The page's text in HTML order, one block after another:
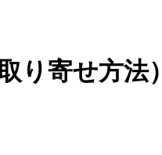
り寄せ方法）